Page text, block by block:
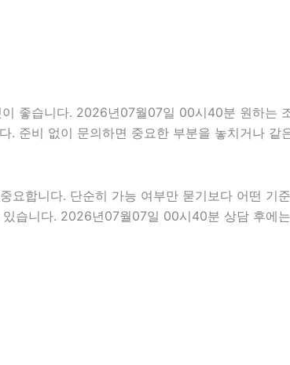
좋습니다. 2026년07월07일 00시40분 원하는
준비 없이 문의하면 중요한 부분을 놓치거나 같
합니다. 단순히 가능 여부만 묻기보다 어떤 기
습니다. 2026년07월07일 00시40분 상담 후에